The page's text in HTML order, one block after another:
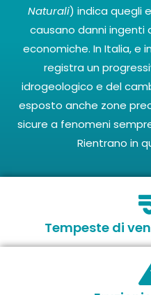
Naturali) indica quegli
causano danni ingenti
economiche. In Italia, e
registra un
idrogeologico e del
esposto anche zone
sicure a fenomeni
Rientrano in
Tempeste di